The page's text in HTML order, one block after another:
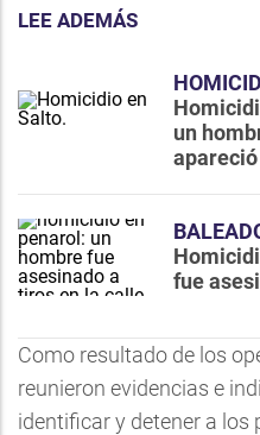
LEE ADEMÁS
un
fue
Como resultado de los
reunieron evidencias e
identificar y detener a los